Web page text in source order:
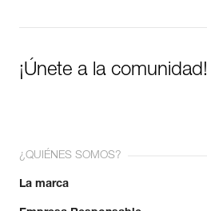
¡Únete a la comunidad!
¿QUIÉNES SOMOS?
La marca